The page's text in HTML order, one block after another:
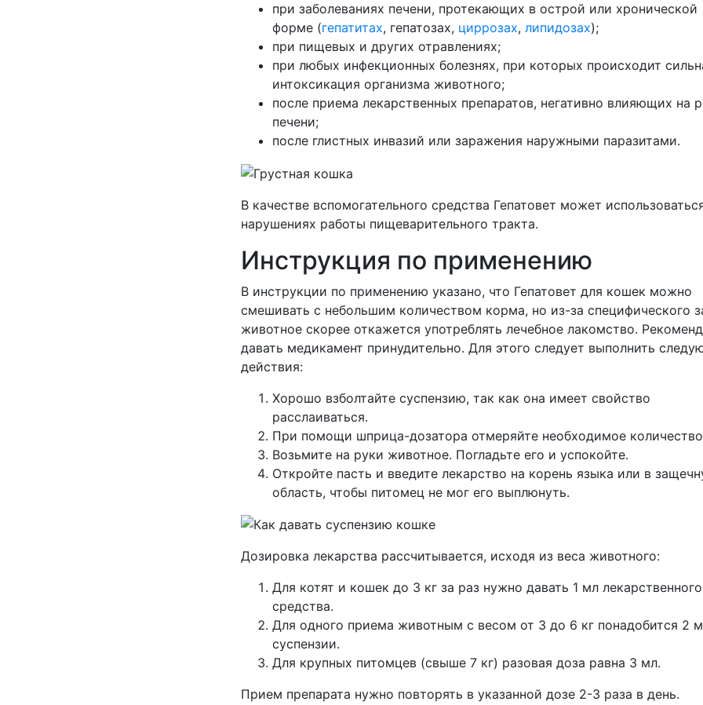
при заболеваниях печени, протекающих в острой или хронической
форме (гепатитах, гепатозах, циррозах, липидозах);
при пищевых и других отравлениях;
при любых инфекционных болезнях, при которых происходит
интоксикация организма животного;
после приема лекарственных препаратов, негативно влияющих на
печени;
после глистных инвазий или заражения наружными паразитами.
В качестве вспомогательного средства Гепатовет может
нарушениях работы пищеварительного тракта.
Инструкция по применению
В инструкции по применению указано, что Гепатовет для кошек можно
смешивать с небольшим количеством корма, но из-за специфического
животное скорее откажется употреблять лечебное лакомство.
давать медикамент принудительно. Для этого следует выполнить
действия:
Хорошо взболтайте суспензию, так как она имеет свойство
расслаиваться.
При помощи шприца-дозатора отмеряйте необходимое
Возьмите на руки животное. Погладьте его и успокойте.
Откройте пасть и введите лекарство на корень языка или в
область, чтобы питомец не мог его выплюнуть.
Дозировка лекарства рассчитывается, исходя из веса животного:
Для котят и кошек до 3 кг за раз нужно давать 1 мл лекарственного
средства.
Для одного приема животным с весом от 3 до 6 кг понадобится 2
суспензии.
Для крупных питомцев (свыше 7 кг) разовая доза равна 3 мл.
Прием препарата нужно повторять в указанной дозе 2-3 раза в день.